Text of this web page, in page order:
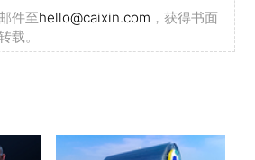
件至hello@caixin.com ，获得书面
载。